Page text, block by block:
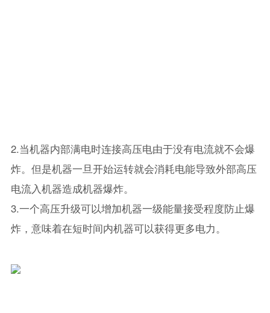
2.当机器内部满电时连接高压电由于没有电流就不会爆
炸。但是机器一旦开始运转就会消耗电能导致外部高压
电流入机器造成机器爆炸。
3.一个高压升级可以增加机器一级能量接受程度防止爆
炸，意味着在短时间内机器可以获得更多电力。